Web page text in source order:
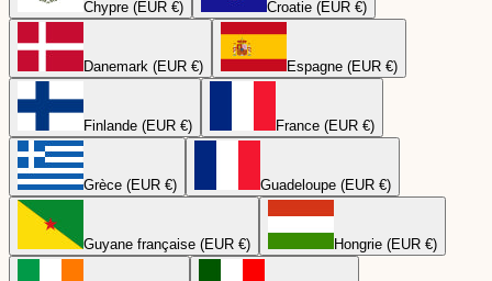
Chypre (EUR €) Croatie (EUR €)
Danemark (EUR €) Espagne (EUR €)
Finlande (EUR €) France (EUR €)
Grèce (EUR €) Guadeloupe (EUR €)
Guyane française (EUR €) Hongrie (EUR €)